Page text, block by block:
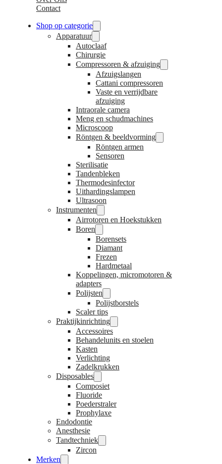
Contact
Shop op categorie
Apparatuur
Autoclaaf
Chirurgie
Compressoren & afzuiging
Afzuigslangen
Cattani compressoren
Vaste en verrijdbare
afzuiging
Intraorale camera
Meng en schudmachines
Microscoop
Röntgen & beeldvorming
Röntgen armen
Sensoren
Sterilisatie
Tandenbleken
Thermodesinfector
Uithardingslampen
Ultrasoon
Instrumenten
Airrotoren en Hoekstukken
Boren
Borensets
Diamant
Frezen
Hardmetaal
Koppelingen, micromotoren &
adapters
Polijsten
Polijstborstels
Scaler tips
Praktijkinrichting
Accessoires
Behandelunits en stoelen
Kasten
Verlichting
Zadelkrukken
Disposables
Composiet
Fluoride
Poederstraler
Prophylaxe
Endodontie
Anesthesie
Tandtechniek
Zircon
Merken